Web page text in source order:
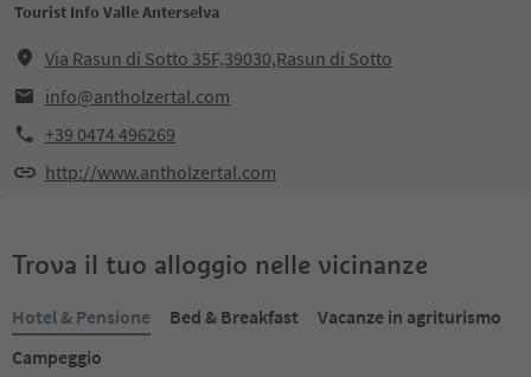
Tourist Info Valle Anterselva
Via Rasun di Sotto 35F,39030,Rasun di Sotto
info@antholzertal.com
+39 0474 496269
http://www.antholzertal.com
Trova il tuo alloggio nelle vicinanze
Hotel & Pensione Bed & Breakfast
Vacanze in agriturismo
Campeggio